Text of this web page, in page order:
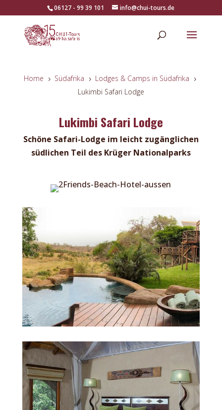
06127 - 99 39 101 info@chui-tours.de
Home 5 Südafrika 5 Lodges & Camps in Südafrika 5
Lukimbi Safari Lodge
Lukimbi Safari Lodge
Schöne Safari-Lodge im leicht zugänglichen
südlichen Teil des Krüger Nationalparks